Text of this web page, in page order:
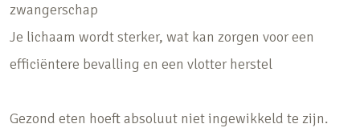
zwangerschap
Je lichaam wordt sterker, wat kan zorgen voor een
efficiëntere bevalling en een vlotter herstel
Gezond eten hoeft absoluut niet ingewikkeld te zijn.